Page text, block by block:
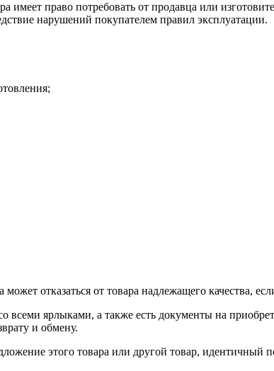
имеет право потребовать от продавца или
нарушений покупателем правил эксплуатации.
отказаться от товара надлежащего качества,
всеми ярлыками, а также есть документы на
и обмену.
этого товара или другой товар,